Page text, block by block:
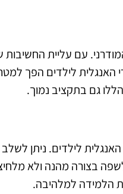
עם עליית
האנגלית לילדים הפך
גם בתקציב נמוך.
האנגלית לילדים. ניתן
לשפה בצורה מהנה ולא
הלמידה למלהיבה.